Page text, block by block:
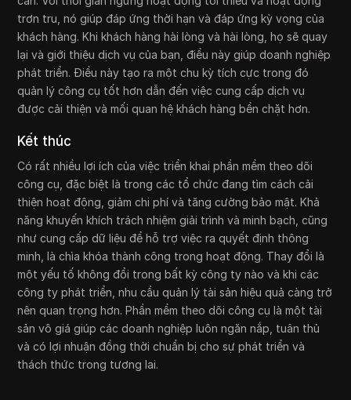
trơn tru, nó giúp đáp ứng thời hạn và đáp ứng kỳ vọng của
khách hàng. Khi khách hàng hài lòng và hài lòng, họ sẽ quay
lại và giới thiệu dịch vụ của bạn, điều này giúp doanh nghiệp
phát triển. Điều này tạo ra một chu kỳ tích cực trong đó
quản lý công cụ tốt hơn dẫn đến việc cung cấp dịch vụ
được cải thiện và mối quan hệ khách hàng bền chặt hơn.
Kết thúc
Có rất nhiều lợi ích của việc triển khai phần mềm theo dõi
công cụ, đặc biệt là trong các tổ chức đang tìm cách cải
thiện hoạt động, giảm chi phí và tăng cường bảo mật. Khả
năng khuyến khích trách nhiệm giải trình và minh bạch, cũng
như cung cấp dữ liệu để hỗ trợ việc ra quyết định thông
minh, là chìa khóa thành công trong hoạt động. Thay đổi là
một yếu tố không đổi trong bất kỳ công ty nào và khi các
công ty phát triển, nhu cầu quản lý tài sản hiệu quả càng trở
nên quan trọng hơn. Phần mềm theo dõi công cụ là một tài
sản vô giá giúp các doanh nghiệp luôn ngăn nắp, tuân thủ
và có lợi nhuận đồng thời chuẩn bị cho sự phát triển và
thách thức trong tương lai.